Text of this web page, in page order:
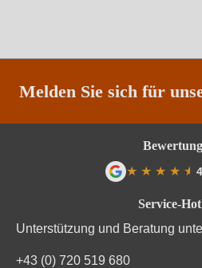
Melden Sie sich für
Service-
Unterstützung und Beratung
+43 (0) 720 519 680
★ ★ ★ ★ ★
★